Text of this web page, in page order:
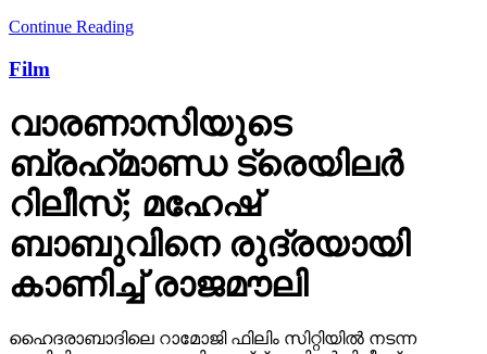
Continue Reading
Film
വാരണാസിയുടെ
ബ്രഹ്‌മാണ്ഡ ട്രെയിലര്‍
റിലീസ്; മഹേഷ്
ബാബുവിനെ രുദ്രയായി
കാണിച്ച് രാജമൗലി
ഹൈദരാബാദിലെ റാമോജി ഫിലിം സിറ്റിയില്‍ നടന്ന